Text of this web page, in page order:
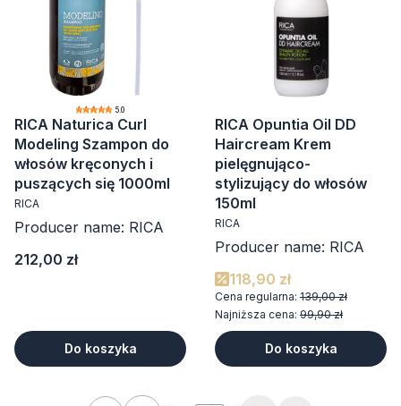
5.0
RICA Naturica Curl
Modeling Szampon do
włosów kręconych i
puszących się 1000ml
RICA
Producer name: RICA
Cena
212,00 zł
Do koszyka
RICA Opuntia Oil DD
Haircream Krem
pielęgnująco-
stylizujący do włosów
150ml
RICA
Producer name: RICA
118,90 zł
Cena regularna: 139,00 zł
Najniższa cena: 99,90 zł
Do koszyka